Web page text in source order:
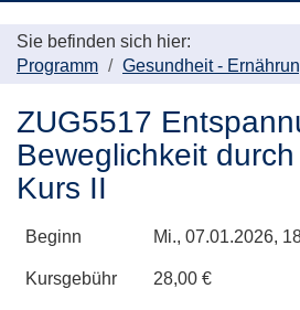
Sie befinden sich hier:
Programm
Gesundheit -
ZUG5517
Beweglichkeit
Kurs II
Beginn Mi., 07.01.2026,
Kursgebühr 28,00 €